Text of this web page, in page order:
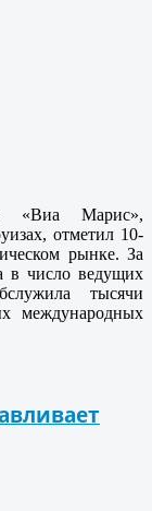
«Виа Марис»,
отметил 10-
рынке. За
в число ведущих
тысячи
международных